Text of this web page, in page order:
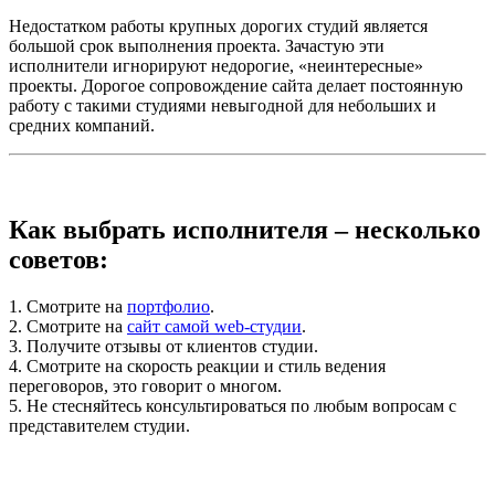
Недостатком работы крупных дорогих студий является
большой срок выполнения проекта. Зачастую эти
исполнители игнорируют недорогие, «неинтересные»
проекты. Дорогое сопровождение сайта делает постоянную
работу с такими студиями невыгодной для небольших и
средних компаний.
Как выбрать исполнителя – несколько
советов:
1. Смотрите на портфолио.
2. Смотрите на сайт самой web-студии.
3. Получите отзывы от клиентов студии.
4. Смотрите на скорость реакции и стиль ведения
переговоров, это говорит о многом.
5. Не стесняйтесь консультироваться по любым вопросам с
представителем студии.